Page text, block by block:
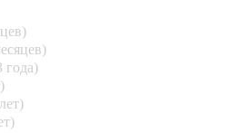
года)